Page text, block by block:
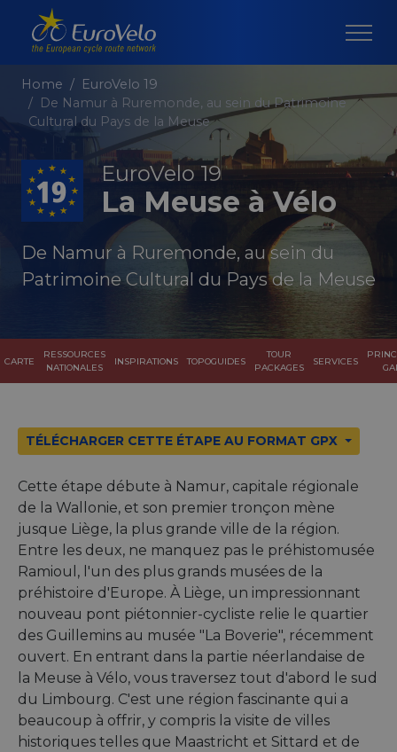
Home
EuroVelo 19
De Namur à Ruremonde, au sein du Patrimoine
Cultural du Pays de la Meuse
EuroVelo 19
La Meuse à Vélo
De Namur à Ruremonde, au sein du
Patrimoine Cultural du Pays de la Meuse
CARTE
RESSOURCES
NATIONALES
INSPIRATIONS TOPOGUIDES
TOUR
PACKAGES
SERVICES
TÉLÉCHARGER CETTE ÉTAPE AU FORMAT GPX
Cette étape débute à Namur, capitale régionale
de la Wallonie, et son premier tronçon mène
jusque Liège, la plus grande ville de la région.
Entre les deux, ne manquez pas le préhistomusée
Ramioul, l'un des plus grands musées de la
préhistoire d'Europe. À Liège, un impressionnant
nouveau pont piétonnier-cycliste relie le quartier
des Guillemins au musée "La Boverie", récemment
ouvert. En entrant dans la partie néerlandaise de
la Meuse à Vélo, vous traversez tout d'abord le sud
du Limbourg. C'est une région fascinante qui a
beaucoup à offrir, y compris la visite de villes
historiques telles que Maastricht et Sittard et de